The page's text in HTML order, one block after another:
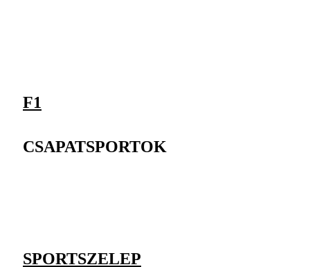
F1
CSAPATSPORTOK
SPORTSZELEP